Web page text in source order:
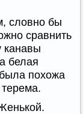
словно бы
сравнить
канавы
белая
похожа